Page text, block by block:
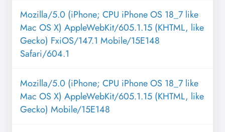
Mozilla/5.0 (iPhone; CPU iPhone OS 18_7 like
Mac OS X) AppleWebKit/605.1.15 (KHTML, like
Gecko) FxiOS/147.1 Mobile/15E148
Safari/604.1
Mozilla/5.0 (iPhone; CPU iPhone OS 18_7 like
Mac OS X) AppleWebKit/605.1.15 (KHTML, like
Gecko) Mobile/15E148